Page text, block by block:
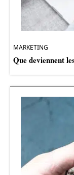
MARKETING
Que deviennent